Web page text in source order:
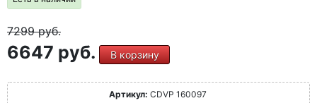
7299руб.
6647 руб. В корзину
Артикул: CDVP 160097